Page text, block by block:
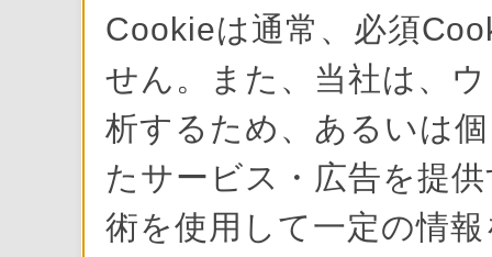
Cookieは通常、必須
せん。また、当社は、
析するため、あるいは
たサービス・広告を提
術を使用して一定の情